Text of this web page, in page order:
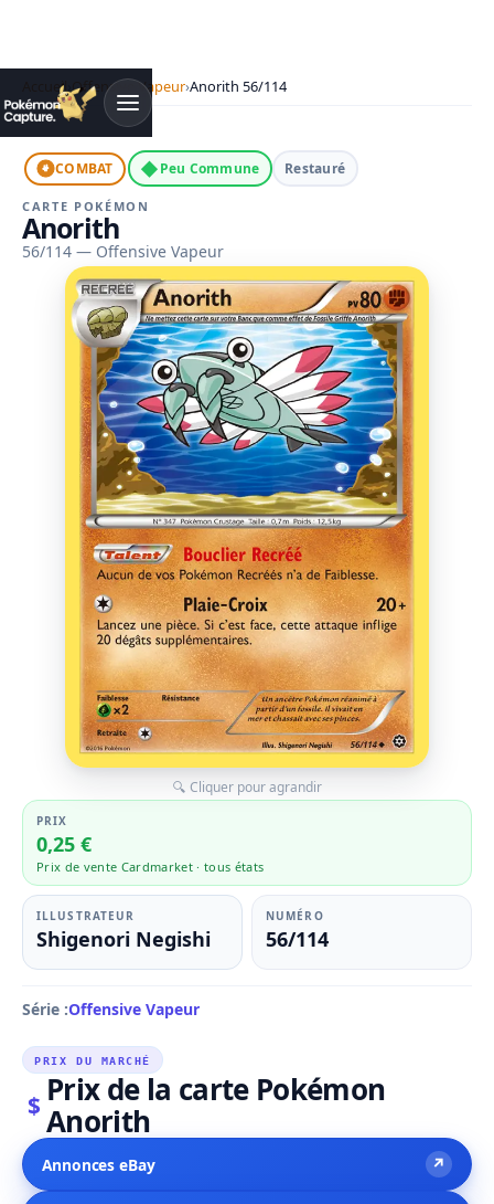
Accueil Offensive Vapeur›Anorith 56/114
COMBAT ◆Peu Commune Restauré
CARTE POKÉMON
Anorith
56/114 — Offensive Vapeur
🔍 Cliquer pour agrandir
PRIX
0,25 €
Prix de vente Cardmarket · tous états
ILLUSTRATEUR
Shigenori Negishi
NUMÉRO
56/114
Série :Offensive Vapeur
PRIX DU MARCHÉ
$ Prix de la carte Pokémon
Anorith
Annonces eBay ↗